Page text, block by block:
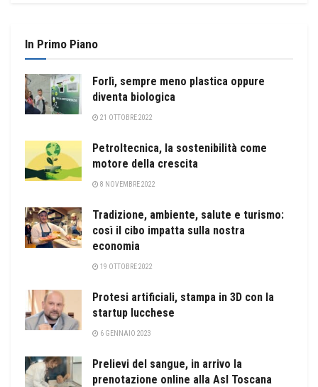
In Primo Piano
Forlì, sempre meno plastica oppure
diventa biologica
21 OTTOBRE 2022
Petroltecnica, la sostenibilità come
motore della crescita
8 NOVEMBRE 2022
Tradizione, ambiente, salute e turismo:
così il cibo impatta sulla nostra
economia
19 OTTOBRE 2022
Protesi artificiali, stampa in 3D con la
startup lucchese
6 GENNAIO 2023
Prelievi del sangue, in arrivo la
prenotazione online alla Asl Toscana